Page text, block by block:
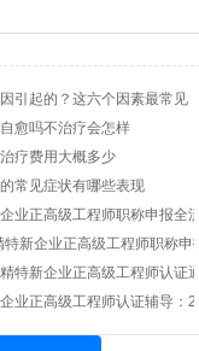
引起的？这六个因素最常见
愈吗不治疗会怎样
疗费用大概多少
常见症状有哪些表现
业正高级工程师职称申报全
新企业正高级工程师职称
特新企业正高级工程师认证
业正高级工程师认证辅导：